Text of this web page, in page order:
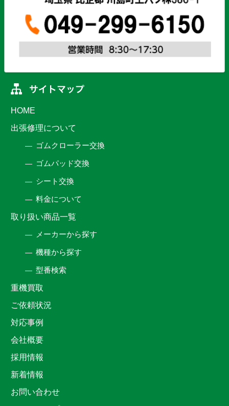
HOME
出張修理について
ゴムクローラー交換
ゴムパッド交換
シート交換
料金について
取り扱い商品一覧
メーカーから探す
機種から探す
型番検索
重機買取
ご依頼状況
対応事例
会社概要
採用情報
新着情報
お問い合わせ